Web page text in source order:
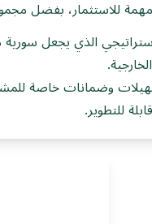
للاستثمار، بفضل
الذي يجعل سورية
وضمانات خاصة
للتطوير.